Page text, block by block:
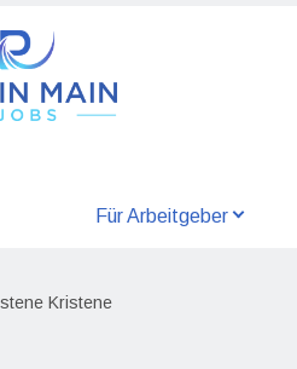
Für Arbeitgeber
Kristene